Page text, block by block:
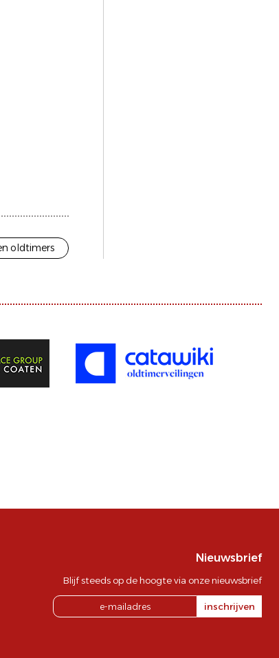
oldtimers
Nieuwsbrief
Blijf steeds op de hoogte via onze nieuwsbrief
inschrijven